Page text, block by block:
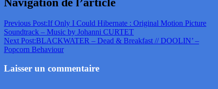
Navigation de l’article
Previous Post:If Only I Could Hibernate : Original Motion Picture
Soundtrack – Music by Johanni CURTET
Next Post:BLACKWATER – Dead & Breakfast // DOOLIN’ –
Popcorn Behaviour
Laisser un commentaire